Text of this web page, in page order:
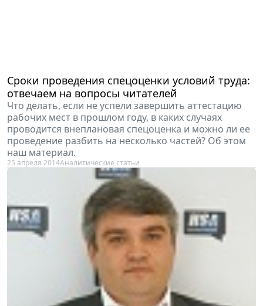
Сроки проведения спецоценки условий труда:
отвечаем на вопросы читателей
Что делать, если не успели завершить аттестацию
рабочих мест в прошлом году, в каких случаях
проводится внеплановая спецоценка и можно ли ее
проведение разбить на несколько частей? Об этом
наш материал.
25 апреля 2014Аналитические статьи